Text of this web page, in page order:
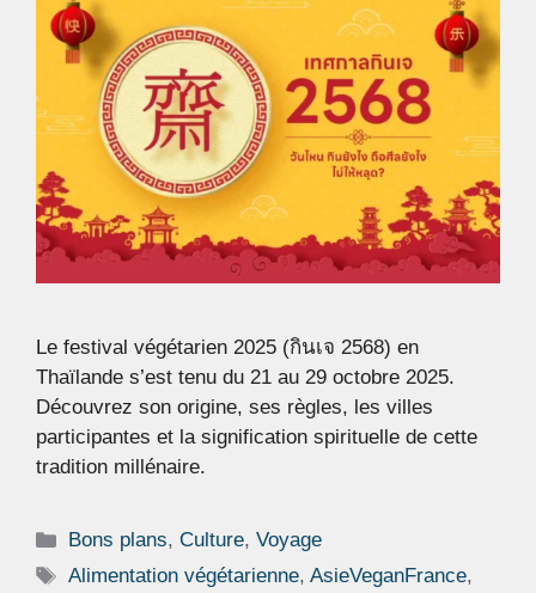
Le festival végétarien 2025 (กินเจ 2568) en
Thaïlande s’est tenu du 21 au 29 octobre 2025.
Découvrez son origine, ses règles, les villes
participantes et la signification spirituelle de cette
tradition millénaire.
Catégories
Bons plans,Culture,Voyage
Étiquettes
Alimentation végétarienne,AsieVeganFrance,